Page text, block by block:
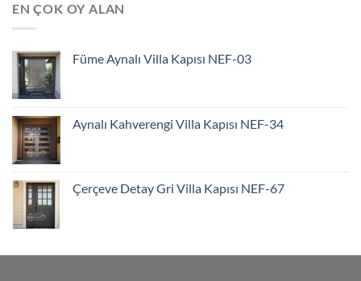
EN ÇOK OY ALAN
Füme Aynalı Villa Kapısı NEF-03
Aynalı Kahverengi Villa Kapısı NEF-34
Çerçeve Detay Gri Villa Kapısı NEF-67